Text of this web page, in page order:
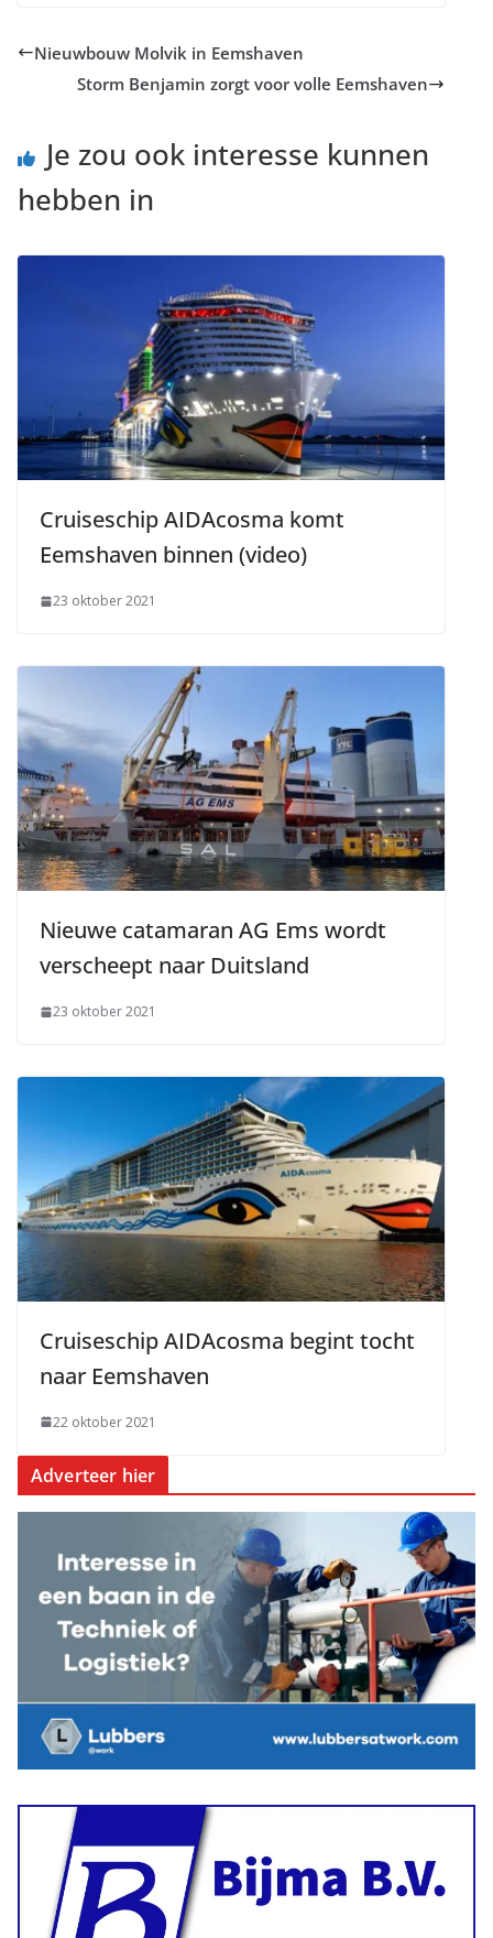
Nieuwbouw Molvik in Eemshaven
Storm Benjamin zorgt voor volle Eemshaven
Je zou ook interesse kunnen
hebben in
Cruiseschip AIDAcosma komt
Eemshaven binnen (video)
23 oktober 2021
Nieuwe catamaran AG Ems wordt
verscheept naar Duitsland
23 oktober 2021
Cruiseschip AIDAcosma begint tocht
naar Eemshaven
22 oktober 2021
Adverteer hier